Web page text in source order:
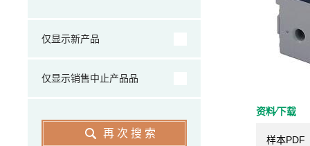
资料⁄下载
样本PDF
仅显示新产品
仅显示销售中止产品品
再次搜索